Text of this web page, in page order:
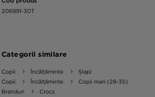
206991-30T
Categorii similare
Copii Încălțăminte
Șlapi
Copii
Încălțăminte
Copii mari (28-35)
Branduri
Crocs